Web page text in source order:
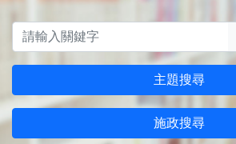
主題搜尋
施政搜尋